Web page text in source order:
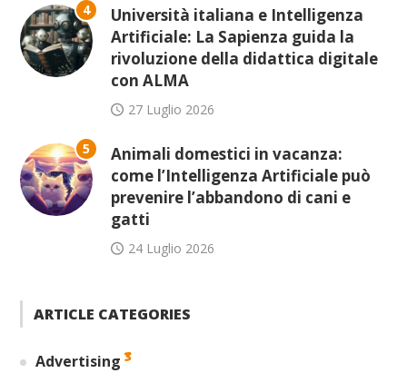
4
Università italiana e Intelligenza
Artificiale: La Sapienza guida la
rivoluzione della didattica digitale
con ALMA
27 Luglio 2026
5
Animali domestici in vacanza:
come l’Intelligenza Artificiale può
prevenire l’abbandono di cani e
gatti
24 Luglio 2026
ARTICLE CATEGORIES
Advertising 3